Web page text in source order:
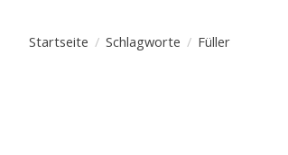
Startseite / Schlagworte / Füller